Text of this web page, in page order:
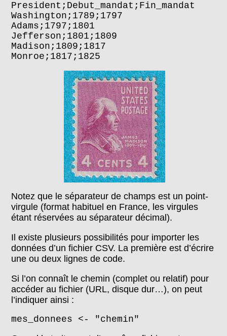
President;Debut_mandat;Fin_mandat
Washington;1789;1797
Adams;1797;1801
Jefferson;1801;1809
Madison;1809;1817
Monroe;1817;1825
Notez que le séparateur de champs est un point-
virgule (format habituel en France, les virgules
étant réservées au séparateur décimal).
Il existe plusieurs possibilités pour importer les
données d’un fichier CSV. La première est d’écrire
une ou deux lignes de code.
Si l’on connaît le chemin (complet ou relatif) pour
accéder au fichier (URL, disque dur…), on peut
l’indiquer ainsi :
mes_donnees <- "chemin"